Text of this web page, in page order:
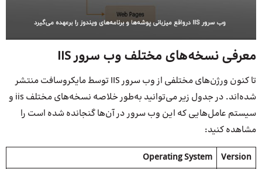
معرفی نسخه‌های مختلف وب سرور IIS
تا کنون ورژن‌های مختلفی از وب سرور IIS توسط مایکروسافت منتشر
شده‌اند. در جدول زیر می‌توانید به‌طور خلاصه نسخه‌های مختلف iis و
سیستم عامل‌هایی که این وب سرور در آن‌ها گنجانده شده است را
مشاهده کنید:
Version
Operating System